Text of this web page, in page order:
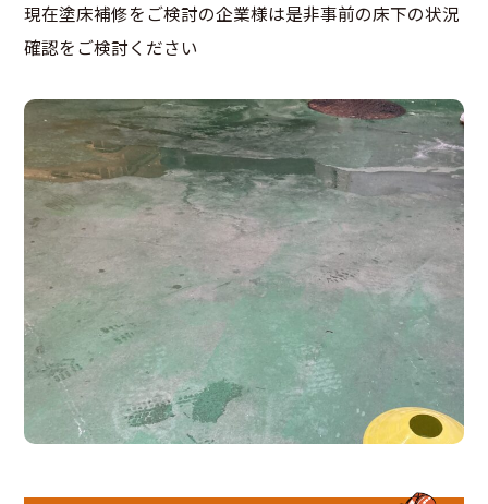
現在塗床補修をご検討の企業様は是非事前の床下の状況
確認をご検討ください